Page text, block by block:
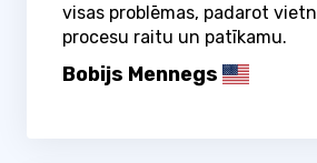
visas problēmas, padarot
procesu raitu un patīkamu.
Bobijs Mennegs